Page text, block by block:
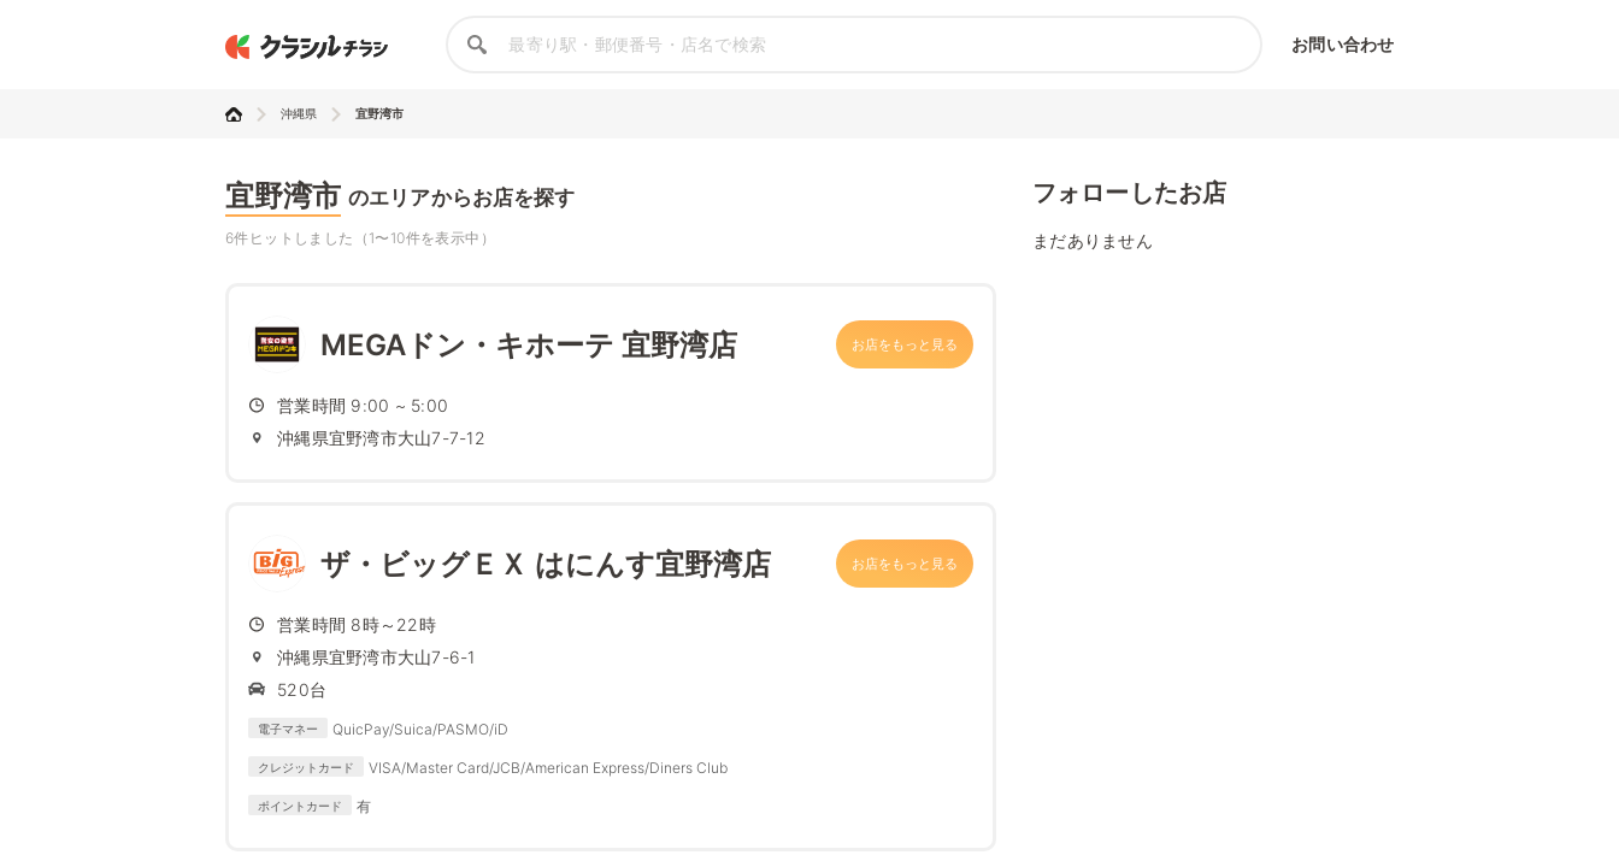
お問い合わせ
沖縄県 宜野湾市
宜野湾市 のエリアからお店を探す
6件ヒットしました（1〜10件を表示中）
MEGAドン・キホーテ 宜野湾店 お店をもっと見る
営業時間 9:00 ~ 5:00
沖縄県宜野湾市大山7-7-12
ザ・ビッグＥＸ はにんす宜野湾店 お店をもっと見る
営業時間 8時～22時
沖縄県宜野湾市大山7-6-1
520台
電子マネー QuicPay/Suica/PASMO/iD
クレジットカード VISA/Master Card/JCB/American Express/Diners Club
ポイントカード 有
フォローしたお店
まだありません